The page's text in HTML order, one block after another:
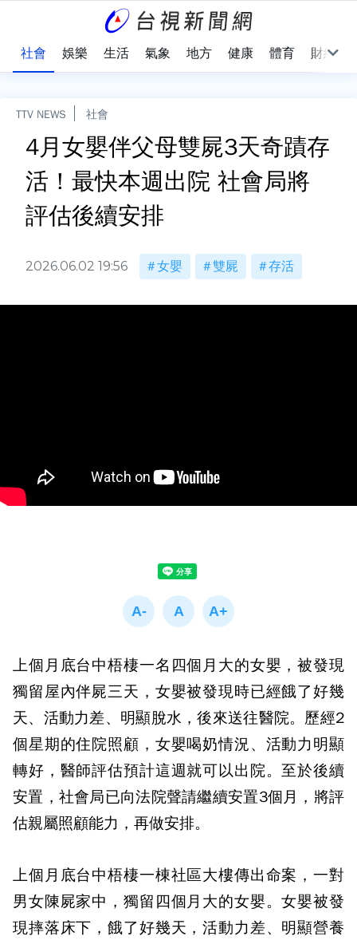
社會 娛樂 生活 氣象 地方 健康 體育 財經
TTV NEWS 社會
4月女嬰伴父母雙屍3天奇蹟存
活！最快本週出院 社會局將
評估後續安排
2026.06.02 19:56 女嬰 雙屍 存活
上個月底台中梧棲一名四個月大的女嬰，被發現
獨留屋內伴屍三天，女嬰被發現時已經餓了好幾
天、活動力差、明顯脫水，後來送往醫院。歷經2
個星期的住院照顧，女嬰喝奶情況、活動力明顯
轉好，醫師評估預計這週就可以出院。至於後續
安置，社會局已向法院聲請繼續安置3個月，將評
估親屬照顧能力，再做安排。
上個月底台中梧棲一棟社區大樓傳出命案，一對
男女陳屍家中，獨留四個月大的女嬰。女嬰被發
現摔落床下，餓了好幾天，活動力差、明顯營養